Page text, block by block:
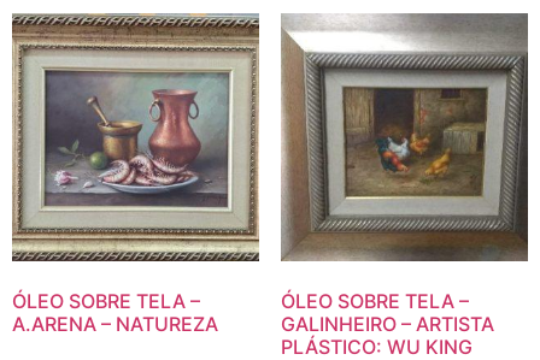
ÓLEO SOBRE TELA –
A.ARENA – NATUREZA
ÓLEO SOBRE TELA –
GALINHEIRO – ARTISTA
PLÁSTICO: WU KING